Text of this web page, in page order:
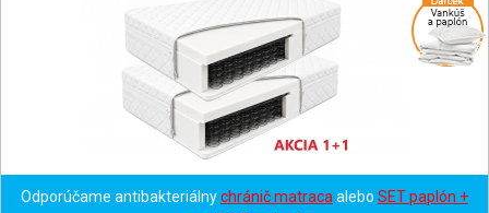
Odporúčame antibakteriálnychránič matraca alebo SET paplón +